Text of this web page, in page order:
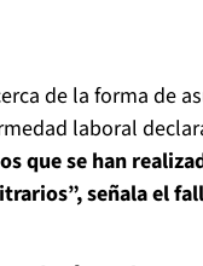
de la forma de
laboral
que se han
señala el